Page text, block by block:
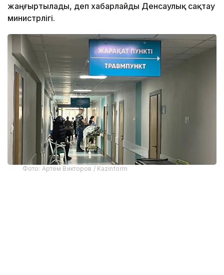
жаңғыртылады, деп хабарлайды Денсаулық сақтау
министрлігі.
Фото: Артём Викторов / Kazinform